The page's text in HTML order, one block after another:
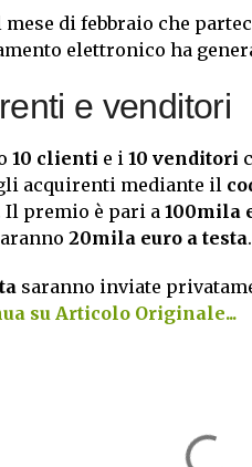
di febbraio che
elettronico ha
e venditori
10 clienti e i 10 venditori
acquirenti mediante il
Il premio è pari a 100mila
20mila euro a testa.
saranno inviate
su Articolo Originale...